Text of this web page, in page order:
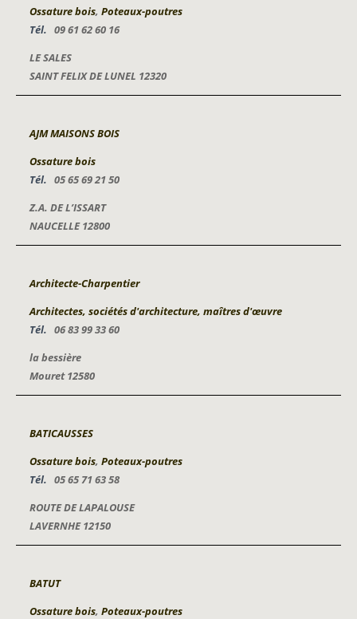
Ossature bois, Poteaux-poutres
Tél. 09 61 62 60 16
LE SALES
SAINT FELIX DE LUNEL 12320
AJM MAISONS BOIS
Ossature bois
Tél. 05 65 69 21 50
Z.A. DE L’ISSART
NAUCELLE 12800
Architecte-Charpentier
Architectes, sociétés d'architecture, maîtres d'œuvre
Tél. 06 83 99 33 60
la bessière
Mouret 12580
BATICAUSSES
Ossature bois, Poteaux-poutres
Tél. 05 65 71 63 58
ROUTE DE LAPALOUSE
LAVERNHE 12150
BATUT
Ossature bois, Poteaux-poutres